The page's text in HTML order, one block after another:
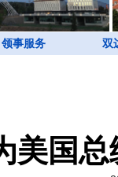
领事服务 双
美国